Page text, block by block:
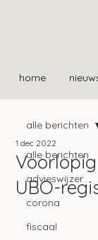
home
alle berichten
advieswijzer
corona
fiscaal
alle berichten
UBO-
1 dec 2022